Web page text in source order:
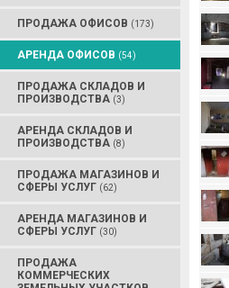
ПРОДАЖА ОФИСОВ (173)
АРЕНДА ОФИСОВ (54)
ПРОДАЖА СКЛАДОВ И
ПРОИЗВОДСТВА (3)
АРЕНДА СКЛАДОВ И
ПРОИЗВОДСТВА (8)
ПРОДАЖА МАГАЗИНОВ И
СФЕРЫ УСЛУГ (62)
АРЕНДА МАГАЗИНОВ И
СФЕРЫ УСЛУГ (30)
ПРОДАЖА
КОММЕРЧЕСКИХ